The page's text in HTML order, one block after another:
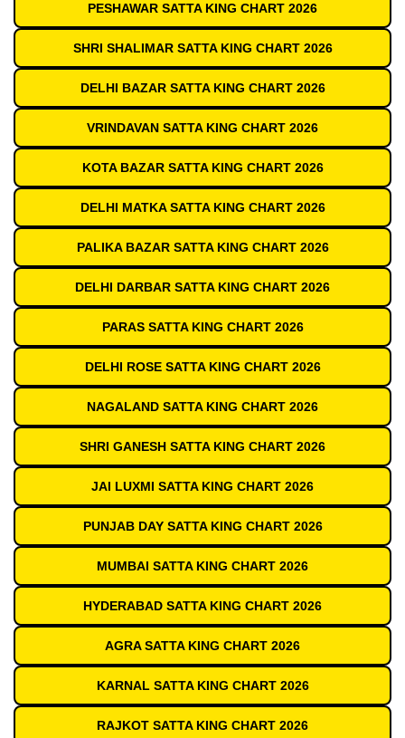
PESHAWAR SATTA KING CHART 2026
SHRI SHALIMAR SATTA KING CHART 2026
DELHI BAZAR SATTA KING CHART 2026
VRINDAVAN SATTA KING CHART 2026
KOTA BAZAR SATTA KING CHART 2026
DELHI MATKA SATTA KING CHART 2026
PALIKA BAZAR SATTA KING CHART 2026
DELHI DARBAR SATTA KING CHART 2026
PARAS SATTA KING CHART 2026
DELHI ROSE SATTA KING CHART 2026
NAGALAND SATTA KING CHART 2026
SHRI GANESH SATTA KING CHART 2026
JAI LUXMI SATTA KING CHART 2026
PUNJAB DAY SATTA KING CHART 2026
MUMBAI SATTA KING CHART 2026
HYDERABAD SATTA KING CHART 2026
AGRA SATTA KING CHART 2026
KARNAL SATTA KING CHART 2026
RAJKOT SATTA KING CHART 2026